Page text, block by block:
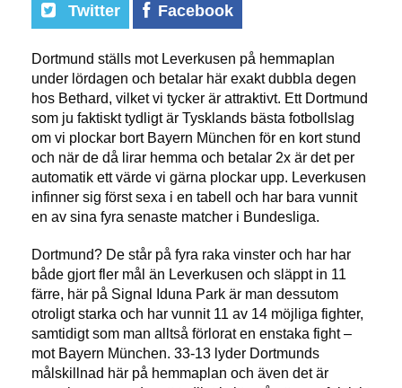
Twitter Facebook
Dortmund ställs mot Leverkusen på hemmaplan
under lördagen och betalar här exakt dubbla degen
hos Bethard, vilket vi tycker är attraktivt. Ett Dortmund
som ju faktiskt tydligt är Tysklands bästa fotbollslag
om vi plockar bort Bayern München för en kort stund
och när de då lirar hemma och betalar 2x är det per
automatik ett värde vi gärna plockar upp. Leverkusen
infinner sig först sexa i en tabell och har bara vunnit
en av sina fyra senaste matcher i Bundesliga.
Dortmund? De står på fyra raka vinster och har har
både gjort fler mål än Leverkusen och släppt in 11
färre, här på Signal Iduna Park är man dessutom
otroligt starka och har vunnit 11 av 14 möjliga fighter,
samtidigt som man alltså förlorat en enstaka fight –
mot Bayern München. 33-13 lyder Dortmunds
målskillnad här på hemmaplan och även det är